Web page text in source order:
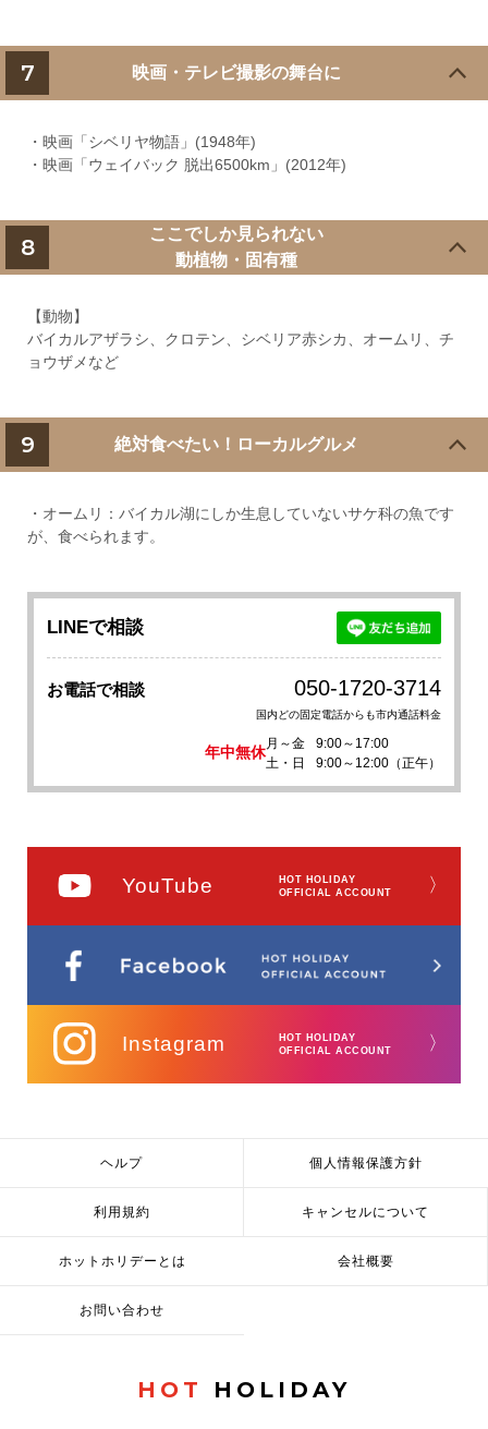
7 映画・テレビ撮影の舞台に
・映画「シベリヤ物語」(1948年)
・映画「ウェイバック 脱出6500km」(2012年)
8
ここでしか見られない
動植物・固有種
【動物】
バイカルアザラシ、クロテン、シベリア赤シカ、オームリ、チ
ョウザメなど
9 絶対食べたい！ローカルグルメ
・オームリ：バイカル湖にしか生息していないサケ科の魚です
が、食べられます。
LINEで相談
お電話で相談 050-1720-3714
国内どの固定電話からも市内通話料金
年中無休
月～金
9:00～17:00
土・日
9:00～12:00（正午）
YouTube
HOT HOLIDAY
OFFICIAL ACCOUNT
〉
Instagram
HOT HOLIDAY
OFFICIAL ACCOUNT
〉
ヘルプ 個人情報保護方針
利用規約 キャンセルについて
ホットホリデーとは 会社概要
お問い合わせ
HOT HOLIDAY